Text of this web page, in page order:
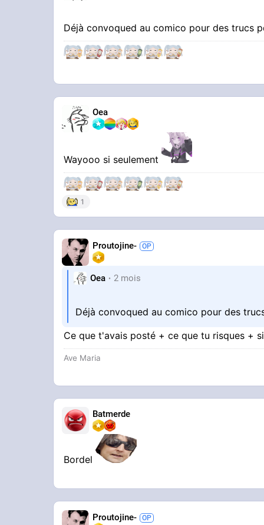
Déjà convoqued au comico pour des trucs
Oea
Wayooo si seulement
1
Proutojine-
Oea 2 mois
Déjà convoqued au comico pour des
Ce que t'avais posté + ce que tu risques +
Ave Maria
Batmerde
Bordel
Proutojine-